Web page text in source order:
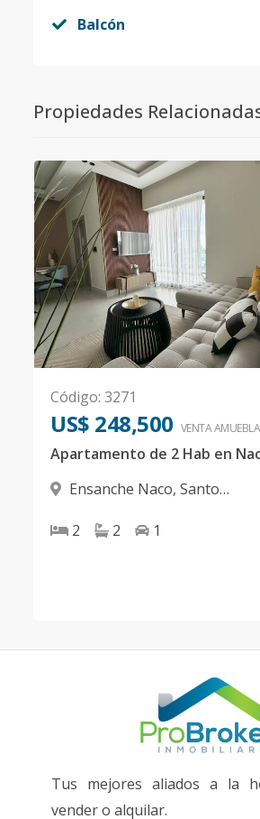
Balcón
Propiedades
Código: 3271
US$ 248,500 VENTA
Ensanche Naco, Santo
2
2 1
Tus mejores aliados a la
vender o alquilar.